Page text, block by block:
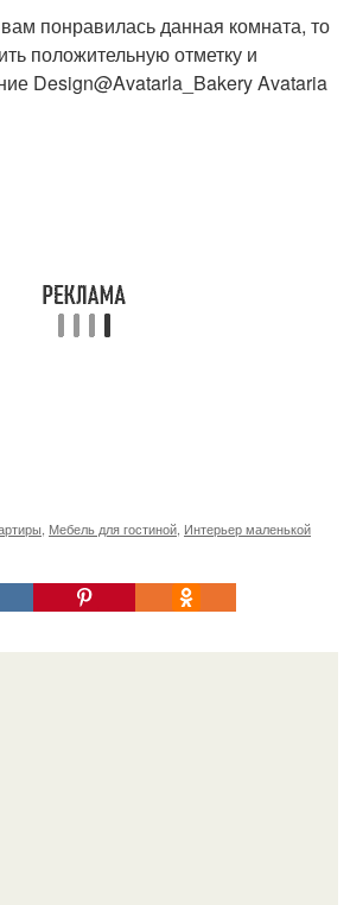
понравилась данная комната, то
положительную отметку и
Design@Avatarla_Bakery Avataria
Мебель для гостиной Интерьер маленькой